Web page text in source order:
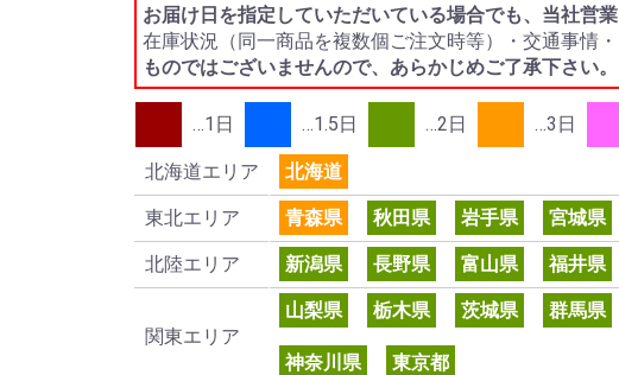
お届け日を指定していただいている場合でも、当社営
在庫状況（同一商品を複数個ご注文時等）・交通事情
ものではございませんので、あらかじめご了承下さい。
…1日 …1.5日 …2日 …3日
北海道エリア 北海道
東北エリア 青森県 秋田県 岩手県 宮城県
北陸エリア 新潟県 長野県 富山県 福井県
関東エリア
山梨県 栃木県 茨城県 群馬県
神奈川県 東京都